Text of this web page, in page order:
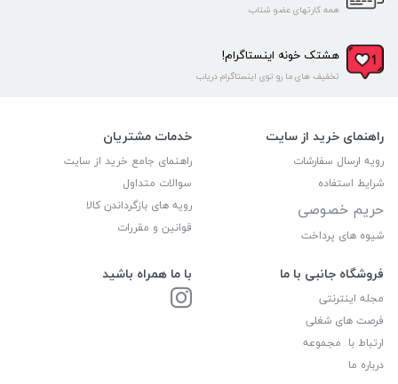
همه کارتهای عضو شتاب
هشتک خونه اینستاگرام!
تخفیف های ما رو توی اینستاگرام دریاب
راهنمای خرید از سایت
رویه ارسال سفارشات
شرایط استفاده
حریم خصوصی
شیوه های پرداخت
خدمات مشتریان
راهنمای جامع خرید از سایت
سوالات متداول
رویه های بازگرداندن کالا
قوانین و مقررات
فروشگاه جانبی با ما
مجله اینترنتی
فرصت های شغلی
ارتباط با مجموعه
درباره ما
با ما همراه باشید